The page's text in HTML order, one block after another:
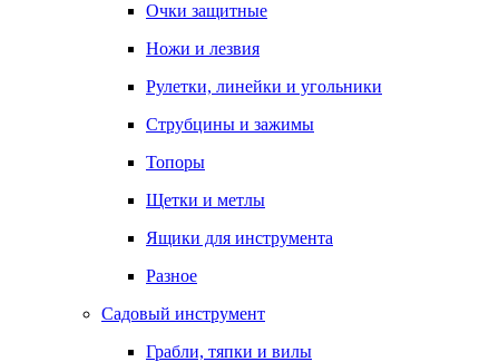
Очки защитные
Ножи и лезвия
Рулетки, линейки и угольники
Струбцины и зажимы
Топоры
Щетки и метлы
Ящики для инструмента
Разное
Садовый инструмент
Грабли, тяпки и вилы